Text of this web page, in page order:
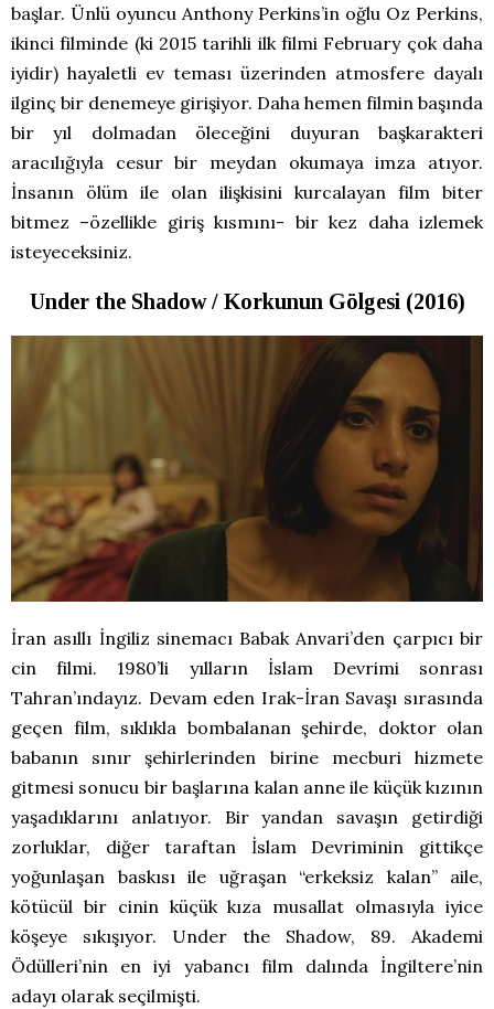
başlar. Ünlü oyuncu Anthony Perkins’in oğlu Oz Perkins,
ikinci filminde (ki 2015 tarihli ilk filmi February çok daha
iyidir) hayaletli ev teması üzerinden atmosfere dayalı
ilginç bir denemeye girişiyor. Daha hemen filmin başında
bir yıl dolmadan öleceğini duyuran başkarakteri
aracılığıyla cesur bir meydan okumaya imza atıyor.
İnsanın ölüm ile olan ilişkisini kurcalayan film biter
bitmez –özellikle giriş kısmını- bir kez daha izlemek
isteyeceksiniz.
Under the Shadow / Korkunun Gölgesi (2016)
İran asıllı İngiliz sinemacı Babak Anvari’den çarpıcı bir
cin filmi. 1980’li yılların İslam Devrimi sonrası
Tahran’ındayız. Devam eden Irak-İran Savaşı sırasında
geçen film, sıklıkla bombalanan şehirde, doktor olan
babanın sınır şehirlerinden birine mecburi hizmete
gitmesi sonucu bir başlarına kalan anne ile küçük kızının
yaşadıklarını anlatıyor. Bir yandan savaşın getirdiği
zorluklar, diğer taraftan İslam Devriminin gittikçe
yoğunlaşan baskısı ile uğraşan “erkeksiz kalan” aile,
kötücül bir cinin küçük kıza musallat olmasıyla iyice
köşeye sıkışıyor. Under the Shadow, 89. Akademi
Ödülleri’nin en iyi yabancı film dalında İngiltere’nin
adayı olarak seçilmişti.